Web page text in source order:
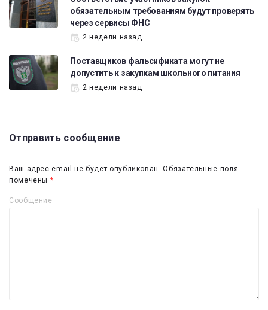
обязательным требованиям будут проверять
через сервисы ФНС
2 недели назад
Поставщиков фальсификата могут не
допустить к закупкам школьного питания
2 недели назад
Отправить сообщение
Ваш адрес email не будет опубликован. Обязательные поля
помечены *
Сообщение